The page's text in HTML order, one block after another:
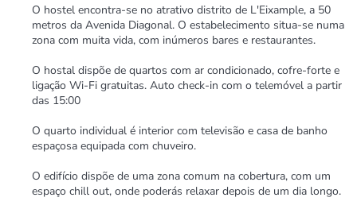
O hostel encontra-se no atrativo distrito de L'Eixample, a 50
metros da Avenida Diagonal. O estabelecimento situa-se numa
zona com muita vida, com inúmeros bares e restaurantes.
O hostal dispõe de quartos com ar condicionado, cofre-forte e
ligação Wi-Fi gratuitas. Auto check-in com o telemóvel a partir
das 15:00
O quarto individual é interior com televisão e casa de banho
espaçosa equipada com chuveiro.
O edifício dispõe de uma zona comum na cobertura, com um
espaço chill out, onde poderás relaxar depois de um dia longo.